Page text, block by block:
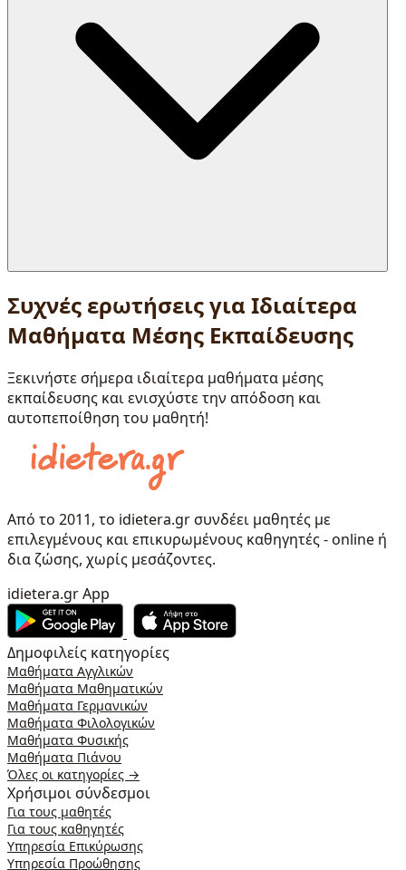
Συχνές ερωτήσεις για Ιδιαίτερα
Μαθήματα Μέσης Εκπαίδευσης
Ξεκινήστε σήμερα ιδιαίτερα μαθήματα μέσης
εκπαίδευσης και ενισχύστε την απόδοση και
αυτοπεποίθηση του μαθητή!
Από το 2011, το idietera.gr συνδέει μαθητές με
επιλεγμένους και επικυρωμένους καθηγητές - online ή
δια ζώσης, χωρίς μεσάζοντες.
idietera.gr App
Δημοφιλείς κατηγορίες
Μαθήματα Αγγλικών
Μαθήματα Μαθηματικών
Μαθήματα Γερμανικών
Μαθήματα Φιλολογικών
Μαθήματα Φυσικής
Μαθήματα Πιάνου
Όλες οι κατηγορίες →
Χρήσιμοι σύνδεσμοι
Για τους μαθητές
Για τους καθηγητές
Υπηρεσία Επικύρωσης
Υπηρεσία Προώθησης